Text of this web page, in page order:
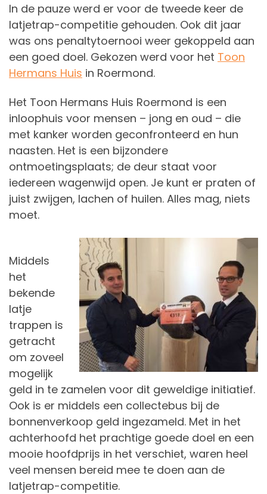
In de pauze werd er voor de tweede keer de
latjetrap-competitie gehouden. Ook dit jaar
was ons penaltytoernooi weer gekoppeld aan
een goed doel. Gekozen werd voor het Toon
Hermans Huis in Roermond.
Het Toon Hermans Huis Roermond is een
inloophuis voor mensen – jong en oud – die
met kanker worden geconfronteerd en hun
naasten. Het is een bijzondere
ontmoetingsplaats; de deur staat voor
iedereen wagenwijd open. Je kunt er praten of
juist zwijgen, lachen of huilen. Alles mag, niets
moet.
Middels
het
bekende
latje
trappen is
getracht
om zoveel
mogelijk
geld in te zamelen voor dit geweldige initiatief.
Ook is er middels een collectebus bij de
bonnenverkoop geld ingezameld. Met in het
achterhoofd het prachtige goede doel en een
mooie hoofdprijs in het verschiet, waren heel
veel mensen bereid mee te doen aan de
latjetrap-competitie.